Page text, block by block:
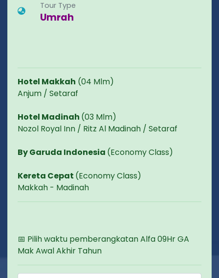
Tour Type
Umrah
Hotel Makkah (04 Mlm)
Anjum / Setaraf
Hotel Madinah (03 Mlm)
Nozol Royal Inn / Ritz Al Madinah / Setaraf
By Garuda Indonesia (Economy Class)
Kereta Cepat (Economy Class)
Makkah - Madinah
📅 Pilih waktu pemberangkatan Alfa 09Hr GA
Mak Awal Akhir Tahun